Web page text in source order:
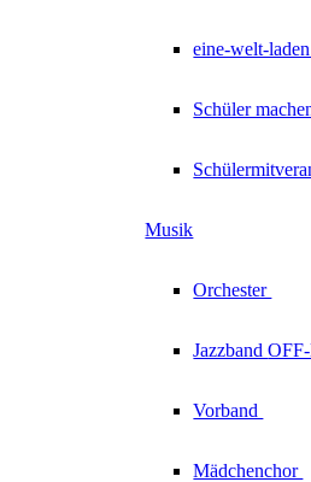
eine-welt-laden
Schüler
Musik
Orchester
Jazzband
Vorband
Mädchenchor